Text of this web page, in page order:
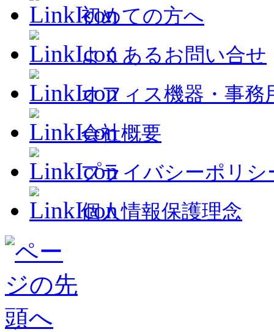
初めての方へ
よくあるお問い合せ
オフィス機器・事務
会社概要
プライバシーポリシ
個人情報保護理念